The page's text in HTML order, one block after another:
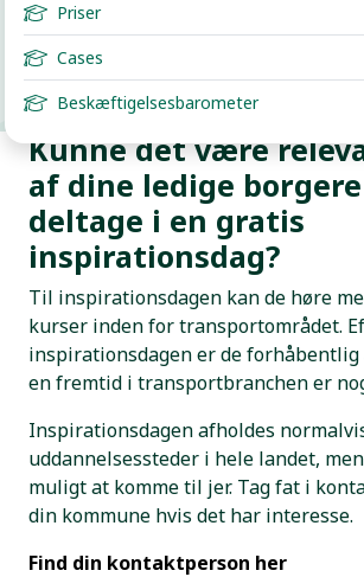
Priser
Cases
Beskæftigelsesbarometer
Kunne det være
af dine ledige
deltage i en gratis
inspirationsdag?
Til inspirationsdagen kan de høre
kurser inden for transportområdet.
inspirationsdagen er de
en fremtid i transportbranchen er
Inspirationsdagen afholdes
uddannelsessteder i hele landet,
muligt at komme til jer. Tag fat i
din kommune hvis det har interesse.
Find din kontaktperson her